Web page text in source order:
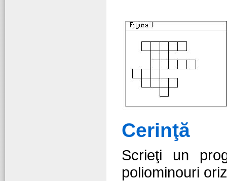
Cerinţă
Scrieţi un
poliominouri